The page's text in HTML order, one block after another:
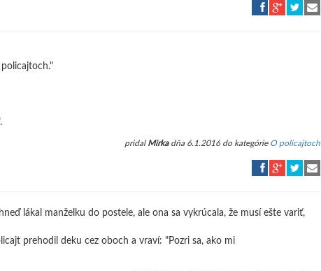
pridal Mirkadňa 6.1.2016 do kategórie O policajtoch
lákal manželku do postele, ale ona sa vykrúcala, že musí ešte variť,
prehodil deku cez oboch a vraví: "Pozri sa, ako mi